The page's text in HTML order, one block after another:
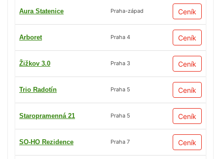
Aura Statenice Praha-západ Ceník
Arboret Praha 4 Ceník
Žižkov 3.0 Praha 3 Ceník
Trio Radotín Praha 5 Ceník
Staropramenná 21 Praha 5 Ceník
SO-HO Rezidence Praha 7 Ceník